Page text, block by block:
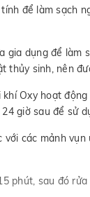
để làm sạch
dụng để
sinh, nên
Oxy hoạt
giờ sau để sử
các mảnh
phút, sau đó